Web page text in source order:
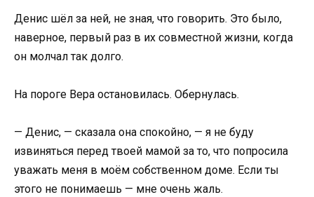
Денис шёл за ней, не зная, что говорить. Это было,
наверное, первый раз в их совместной жизни, когда
он молчал так долго.
На пороге Вера остановилась. Обернулась.
— Денис, — сказала она спокойно, — я не буду
извиняться перед твоей мамой за то, что попросила
уважать меня в моём собственном доме. Если ты
этого не понимаешь — мне очень жаль.